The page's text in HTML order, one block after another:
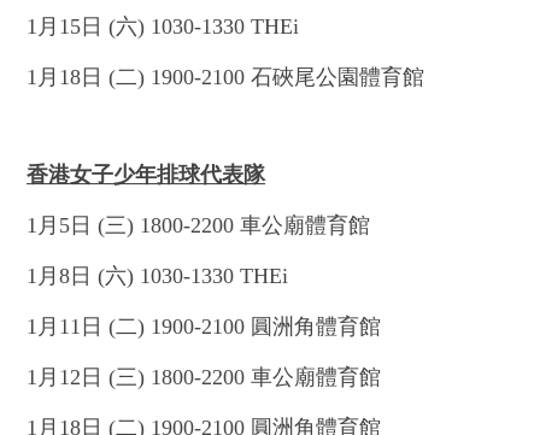
1月15日 (六) 1030-1330 THEi
1月18日 (二) 1900-2100 石硤尾公園體育館
香港女子少年排球代表隊
1月5日 (三) 1800-2200 車公廟體育館
1月8日 (六) 1030-1330 THEi
1月11日 (二) 1900-2100 圓洲角體育館
1月12日 (三) 1800-2200 車公廟體育館
1月18日 (二) 1900-2100 圓洲角體育館